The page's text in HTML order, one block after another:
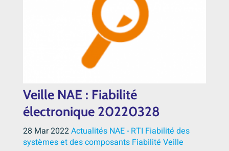
Veille NAE : Fiabilité
électronique 20220328
28 Mar 2022Actualités NAE - RTI Fiabilité des
systèmes et des composants Fiabilité Veille